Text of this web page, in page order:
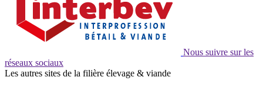
Nous suivre sur les
réseaux sociaux
Les autres sites de la filière élevage & viande